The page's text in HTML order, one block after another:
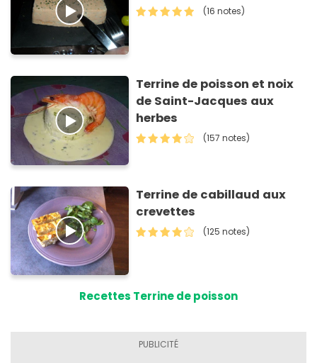
(16 notes)
Terrine de poisson et noix
de Saint-Jacques aux
herbes
(157 notes)
Terrine de cabillaud aux
crevettes
(125 notes)
Recettes Terrine de poisson